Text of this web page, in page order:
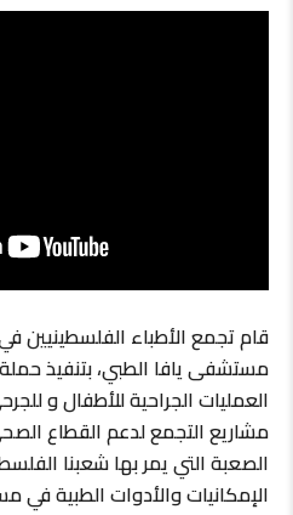
قام تجمع الأطباء الفلسطينيين
مستشفى يافا الطبي، بتنفيذ
العمليات الجراحية للأطفال و
مشاريع التجمع لدعم القطاع
الصعبة التي يمر بها شعبنا
الإمكانيات والأدوات الطبية في